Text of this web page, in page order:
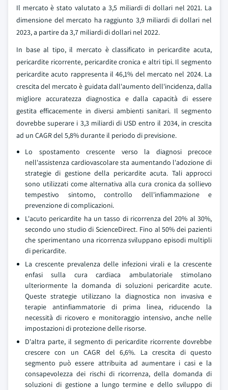
Il mercato è stato valutato a 3,5 miliardi di dollari nel 2021. La
dimensione del mercato ha raggiunto 3,9 miliardi di dollari nel
2023, a partire da 3,7 miliardi di dollari nel 2022.
In base al tipo, il mercato è classificato in pericardite acuta,
pericardite ricorrente, pericardite cronica e altri tipi. Il segmento
pericardite acuto rappresenta il 46,1% del mercato nel 2024. La
crescita del mercato è guidata dall'aumento dell'incidenza, dalla
migliore accuratezza diagnostica e dalla capacità di essere
gestita efficacemente in diversi ambienti sanitari. Il segmento
dovrebbe superare i 3,3 miliardi di USD entro il 2034, in crescita
ad un CAGR del 5,8% durante il periodo di previsione.
Lo spostamento crescente verso la diagnosi precoce
nell'assistenza cardiovascolare sta aumentando l'adozione di
strategie di gestione della pericardite acuta. Tali approcci
sono utilizzati come alternativa alla cura cronica da sollievo
tempestivo sintomo, controllo dell'infiammazione e
prevenzione di complicazioni.
L'acuto pericardite ha un tasso di ricorrenza del 20% al 30%,
secondo uno studio di ScienceDirect. Fino al 50% dei pazienti
che sperimentano una ricorrenza sviluppano episodi multipli
di pericardite.
La crescente prevalenza delle infezioni virali e la crescente
enfasi sulla cura cardiaca ambulatoriale stimolano
ulteriormente la domanda di soluzioni pericardite acute.
Queste strategie utilizzano la diagnostica non invasiva e
terapie antinfiammatorie di prima linea, riducendo la
necessità di ricovero e monitoraggio intensivo, anche nelle
impostazioni di protezione delle risorse.
D'altra parte, il segmento di pericardite ricorrente dovrebbe
crescere con un CAGR del 6,6%. La crescita di questo
segmento può essere attribuita ad aumentare i casi e la
consapevolezza dei rischi di ricorrenza, della domanda di
soluzioni di gestione a lungo termine e dello sviluppo di